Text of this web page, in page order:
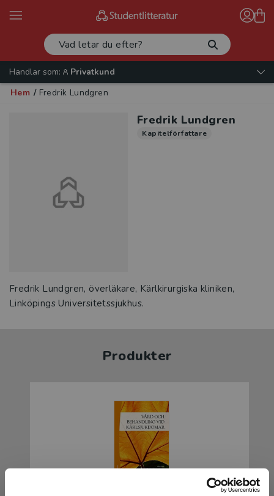
Handlar som:
Privatkund
Hem / Fredrik Lundgren
Fredrik Lundgren
Kapitelförfattare
Fredrik Lundgren, överläkare, Kärlkirurgiska kliniken,
Linköpings Universitetssjukhus.
Produkter